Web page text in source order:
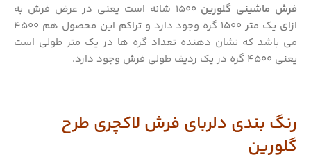
فرش ماشینی گلورین
1500 شانه است یعنی در عرض فرش به
ازای یک متر 1500 گره وجود دارد و تراکم این محصول هم 4500
می باشد که نشان دهنده تعداد گره ها در یک متر طولی است
یعنی 4500 گره در یک ردیف طولی فرش وجود دارد.
رنگ بندی دلربای فرش لاکچری طرح
گلورین